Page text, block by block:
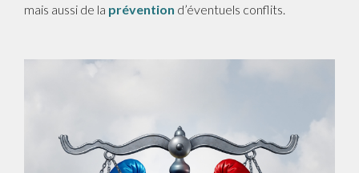
mais aussi de la prévention d’éventuels conflits.